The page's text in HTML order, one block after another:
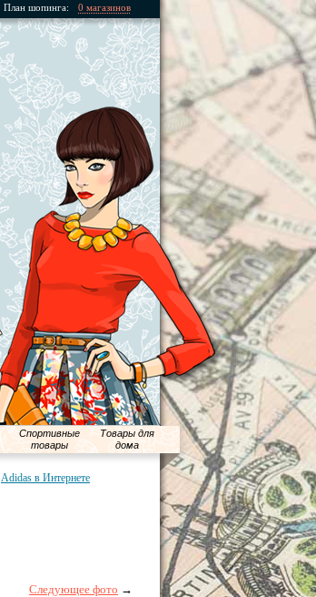
План шопинга: 0 магазинов
Спортивные
товары
Товары для
дома
Adidas в Интернете
Следующее фото →